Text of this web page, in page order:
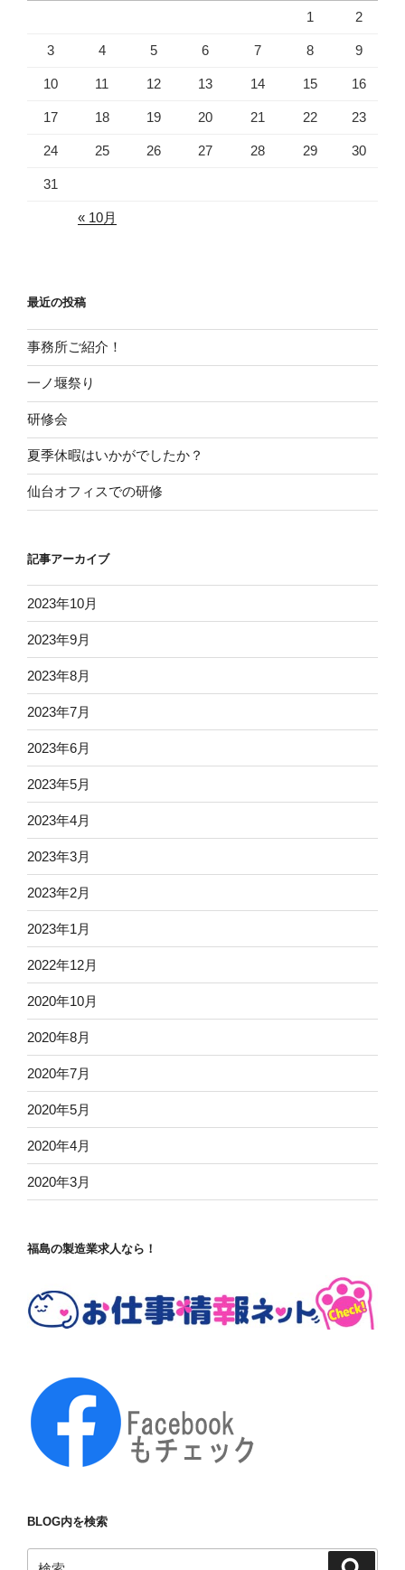
1 2
3 4 5 6 7 8 9
10 11 12 13 14 15 16
17 18 19 20 21 22 23
24 25 26 27 28 29 30
31
« 10月
最近の投稿
事務所ご紹介！
一ノ堰祭り
研修会
夏季休暇はいかがでしたか？
仙台オフィスでの研修
記事アーカイブ
2023年10月
2023年9月
2023年8月
2023年7月
2023年6月
2023年5月
2023年4月
2023年3月
2023年2月
2023年1月
2022年12月
2020年10月
2020年8月
2020年7月
2020年5月
2020年4月
2020年3月
福島の製造業求人なら！
BLOG内を検索